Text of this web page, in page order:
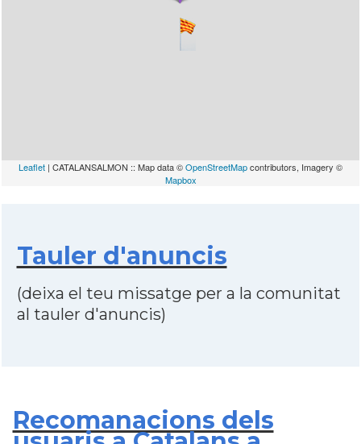
Leaflet | CATALANSALMON :: Map data ©OpenStreetMapcontributors, Imagery ©
Mapbox
Tauler d'anuncis
(deixa el teu missatge per a la comunitat
al tauler d'anuncis)
Recomanacions dels